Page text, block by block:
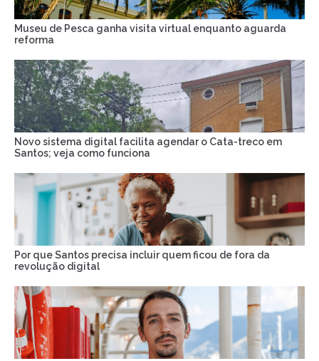
Museu de Pesca ganha visita virtual enquanto aguarda
reforma
Novo sistema digital facilita agendar o Cata-treco em
Santos; veja como funciona
Por que Santos precisa incluir quem ficou de fora da
revolução digital